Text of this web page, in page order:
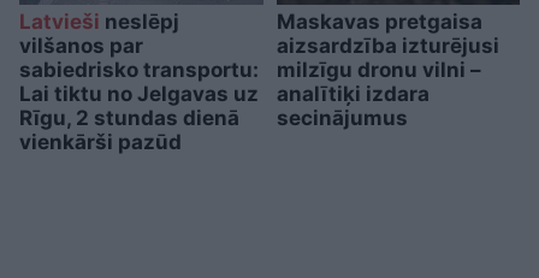
Latvieši neslēpj
vilšanos par
sabiedrisko transportu:
Lai tiktu no Jelgavas uz
Rīgu, 2 stundas dienā
vienkārši pazūd
Maskavas pretgaisa
aizsardzība izturējusi
milzīgu dronu vilni –
analītiķi izdara
secinājumus